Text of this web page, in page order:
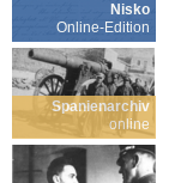
Nisko
Online-Edition
Spanienarchiv
online